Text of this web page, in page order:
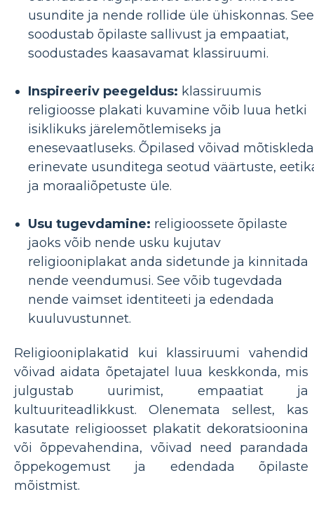
usundite ja nende rollide üle ühiskonnas. See
soodustab õpilaste sallivust ja empaatiat,
soodustades kaasavamat klassiruumi.
Inspireeriv peegeldus: klassiruumis
religioosse plakati kuvamine võib luua hetki
isiklikuks järelemõtlemiseks ja
enesevaatluseks. Õpilased võivad mõtiskleda
erinevate usunditega seotud väärtuste,
ja moraaliõpetuste üle.
Usu tugevdamine: religioossete õpilaste
jaoks võib nende usku kujutav
religiooniplakat anda sidetunde ja kinnitada
nende veendumusi. See võib tugevdada
nende vaimset identiteeti ja edendada
kuuluvustunnet.
Religiooniplakatid kui klassiruumi vahendid
võivad aidata õpetajatel luua keskkonda, mis
julgustab uurimist, empaatiat ja
kultuuriteadlikkust. Olenemata sellest, kas
kasutate religioosset plakatit dekoratsioonina
või õppevahendina, võivad need parandada
õppekogemust ja edendada õpilaste
mõistmist.